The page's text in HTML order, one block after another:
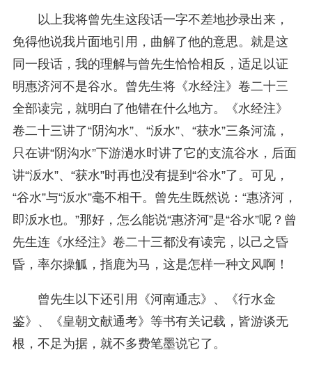
以上我将曾先生这段话一字不差地抄录出来，
免得他说我片面地引用，曲解了他的意思。就是这
同一段话，我的理解与曾先生恰恰相反，适足以证
明惠济河不是谷水。曾先生将《水经注》卷二十三
全部读完，就明白了他错在什么地方。《水经注》
卷二十三讲了“阴沟水”、“汳水”、“获水”三条河流，
只在讲“阴沟水”下游濄水时讲了它的支流谷水，后面
讲“汳水”、“获水”时再也没有提到“谷水”了。可见，
“谷水”与“汳水”毫不相干。曾先生既然说：“惠济河，
即汳水也。”那好，怎么能说“惠济河”是“谷水”呢？曾
先生连《水经注》卷二十三都没有读完，以己之昏
昏，率尔操觚，指鹿为马，这是怎样一种文风啊！
曾先生以下还引用《河南通志》、《行水金
鉴》、《皇朝文献通考》等书有关记载，皆游谈无
根，不足为据，就不多费笔墨说它了。